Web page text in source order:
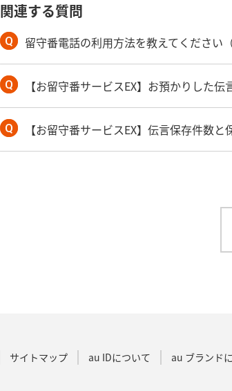
関連する質問
留守番電話の利用方法を教えてください
【お留守番サービスEX】お預かりした
【お留守番サービスEX】伝言保存件数
サイトマップ au IDについて au ブランド